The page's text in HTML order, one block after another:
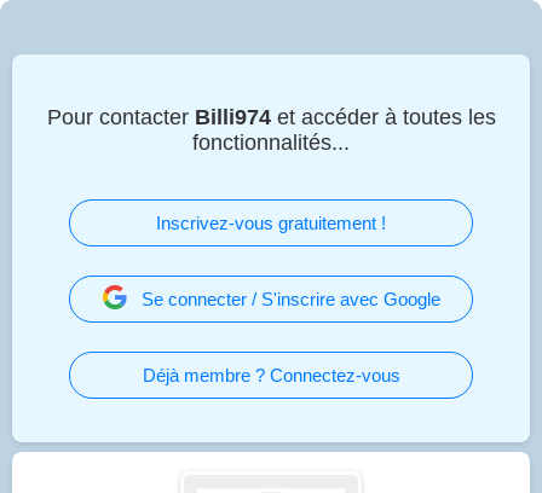
Pour contacter Billi974et accéder à toutes les
fonctionnalités...
Inscrivez-vous gratuitement !
Se connecter / S'inscrire avec Google
Déjà membre ? Connectez-vous